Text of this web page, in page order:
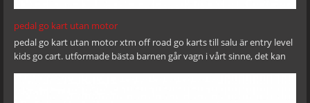
pedal go kart utan motor
pedal go kart utan motor xtm off road go karts till salu är entry level
kids go cart. utformade bästa barnen går vagn i vårt sinne, det kan